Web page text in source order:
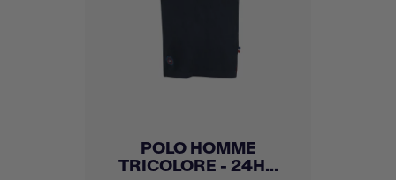
POLO HOMME
TRICOLORE - 24H...